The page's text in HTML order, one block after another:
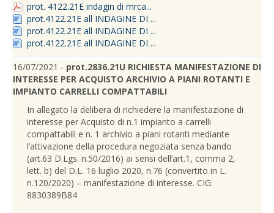
prot. 4122.21E indagin di mrca...
prot.4122.21E all INDAGINE DI ...
prot.4122.21E all INDAGINE DI ...
prot.4122.21E all INDAGINE DI ...
16/07/2021 - prot.2836.21U RICHIESTA MANIFESTAZIONE DI
INTERESSE PER ACQUISTO ARCHIVIO A PIANI ROTANTI E
IMPIANTO CARRELLI COMPATTABILI
In allegato la delibera di richiedere la manifestazione di
interesse per Acquisto di n.1 impianto a carrelli
compattabili e n. 1 archivio a piani rotanti mediante
l’attivazione della procedura negoziata senza bando
(art.63 D.Lgs. n.50/2016) ai sensi dell’art.1, comma 2,
lett. b) del D.L. 16 luglio 2020, n.76 (convertito in L.
n.120/2020) – manifestazione di interesse. CIG:
8830389B84